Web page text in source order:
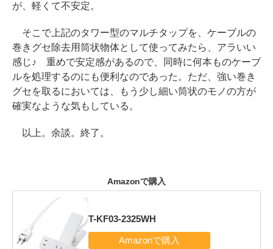
が、軽くて不安定。
そこで上記のタワー型のマルチタップを、ケーブルの
巻きグセ除去用筒状物体として使ってみたら、アラいい
感じ♪ 重めで安定感があるので、同時に何本ものケーブ
ルを処理するのにも便利なのであった。ただ、強い巻き
グセを取るにおいては、もう少し細い筒状のモノの方が
確実なような気もしている。
以上。余談。終了。
Amazonで購入
T-KF03-2325WH